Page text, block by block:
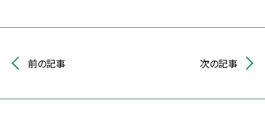
前の記事 次の記事